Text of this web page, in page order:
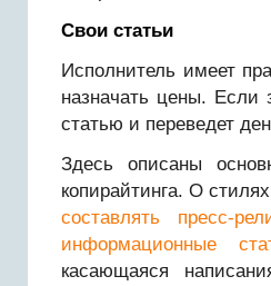
Свои статьи
Исполнитель имеет
назначать цены. Если
статью и переведет
Здесь описаны
копирайтинга. О
составлять пресс-
информационные
касающаяся